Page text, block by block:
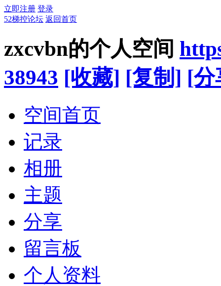
立即注册 登录
52梯控论坛 返回首页
zxcvbn的个人空间
38943 [收藏] [复制] [分
空间首页
记录
相册
主题
分享
留言板
个人资料